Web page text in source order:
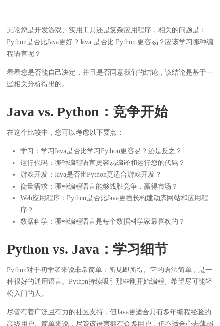
无论您是开发游戏、实用工具还是复杂应用程序，相关的问题是：
Python是否比Java更好？Java 是否比 Python 更容易？应该学习哪种编
程语言呢？
看看您是否能自己决定，并且是否同意我们的结论，该结论是基于一
些相关分析得出的。
Java vs. Python：竞争开始
在这个比较中，您可以考虑以下要点：
学习：学习Java是否比学习Python更容易？还是反之？
运行代码：哪种编程语言更容易编译和运行您的代码？
游戏开发：Java是否比Python更适合游戏开发？
衡量需求：哪种编程语言能够战胜竞争，赢得市场？
Web应用程序：Python是否比Java更擅长构建动态网站和应用程
序？
数据科学：哪种编程语言是每个数据科学家最喜欢的？
Python vs. Java：学习细节
Python对于初学者来说非常简单：所见即所得。它的语法简单，是一
种很好的通用语言。Python持续吸引那些刚开始编程、希望尽可能轻
松入门的人。
尽管有着广泛且有力的社区支持，但Java更适合具有多年编程经验的
高级用户。简单来说，尽管该语言拥有众多用户，但不适合心志薄弱